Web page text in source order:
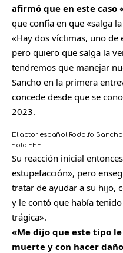
afirmó que en este caso
que confía en que «salga
«Hay dos víctimas, uno de
pero quiero que salga la
tendremos que manejar
Sancho en la primera
concede desde que se
2023.
El actor español Rodolfo
Foto:EFE
C
o
m
p
a
r
t
Su reacción inicial
estupefacción», pero
tratar de ayudar a su hijo,
y le contó que había
trágica».
«Me dijo que este tipo
muerte y con hacer